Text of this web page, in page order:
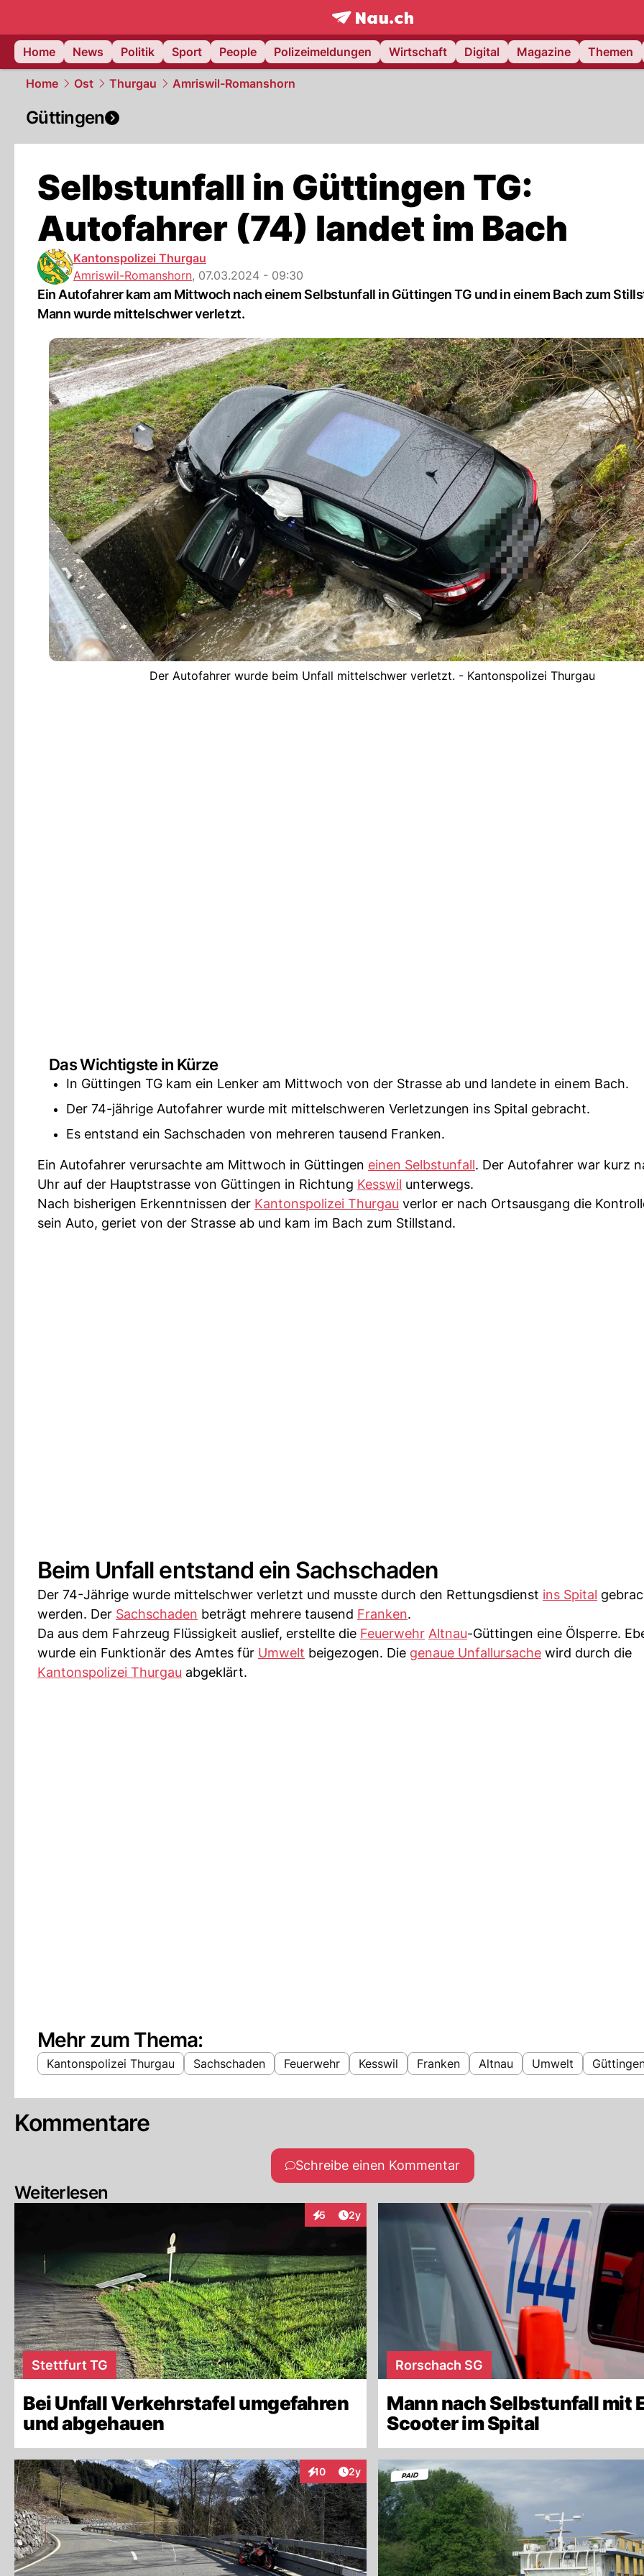
frontpage.NAU.ch
Home
News Politik Sport People Polizeimeldungen Wirtschaft Digital Magazine Themen
Home Ost Thurgau Amriswil-Romanshorn
Güttingen
Selbstunfall in Güttingen TG:
Autofahrer (74) landet im Bach
Kantonspolizei Thurgau
Amriswil-Romanshorn, 07.03.2024 - 09:30
Ein Autofahrer kam am Mittwoch nach einem Selbstunfall in Güttingen TG und in einem Bach zum
Mann wurde mittelschwer verletzt.
Der Autofahrer wurde beim Unfall mittelschwer verletzt. - Kantonspolizei Thurgau
Das Wichtigste in Kürze
In Güttingen TG kam ein Lenker am Mittwoch von der Strasse ab und landete in einem Bach.
Der 74-jährige Autofahrer wurde mit mittelschweren Verletzungen ins Spital gebracht.
Es entstand ein Sachschaden von mehreren tausend Franken.
Ein Autofahrer verursachte am Mittwoch in Güttingen einen Selbstunfall. Der Autofahrer war kurz
Uhr auf der Hauptstrasse von Güttingen in Richtung Kesswil unterwegs.
Nach bisherigen Erkenntnissen der Kantonspolizei Thurgau verlor er nach Ortsausgang die
sein Auto, geriet von der Strasse ab und kam im Bach zum Stillstand.
Beim Unfall entstand ein Sachschaden
Der 74-Jährige wurde mittelschwer verletzt und musste durch den Rettungsdienst ins Spital
werden. Der Sachschaden beträgt mehrere tausend Franken.
Da aus dem Fahrzeug Flüssigkeit auslief, erstellte die Feuerwehr Altnau-Güttingen eine Ölsperre.
wurde ein Funktionär des Amtes für Umwelt beigezogen. Die genaue Unfallursache wird durch die
Kantonspolizei Thurgau abgeklärt.
Mehr zum Thema:
Kantonspolizei Thurgau Sachschaden Feuerwehr Kesswil Franken Altnau Umwelt
Kommentare
Schreibe einen Kommentar
Weiterlesen
5
InteraktionenArtikel veröffentlicht:
2y
Stettfurt TG
Bei Unfall Verkehrstafel umgefahren
und abgehauen
Rorschach SG
Mann nach Selbstunfall mit
Scooter im Spital
10
InteraktionenArtikel veröffentlicht:
2y